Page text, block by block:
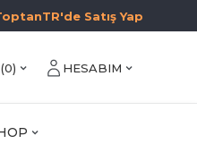
Satış Yap
0) HESABIM